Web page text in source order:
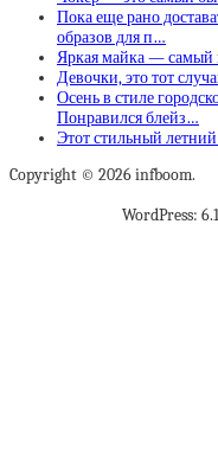
Пока еще рано
образов для п…
Яркая майка — самый
Девочки, это тот
Осень в стиле
Понравился блейз…
Этот стильный
Copyright © 2026 infboom.
WordPress: